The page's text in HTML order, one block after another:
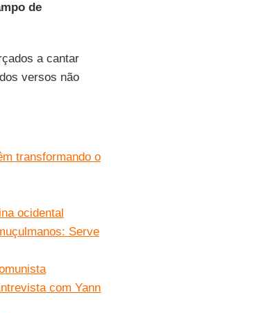
de
a cantar
versos não
transformando o
ocidental
Serve
com Yann